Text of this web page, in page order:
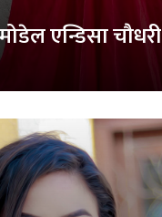
एन्डिसा चौधरी